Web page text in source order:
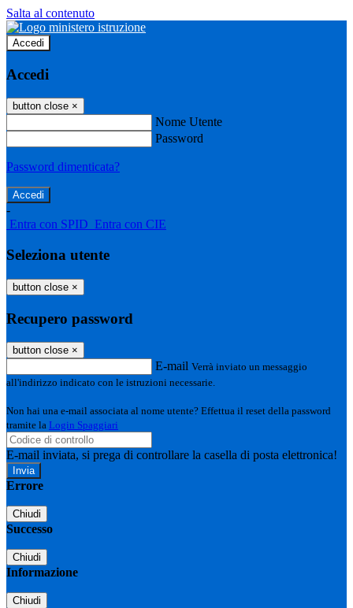
Salta al contenuto
Accedi
Accedi
button close ×
Nome Utente
Password
Password dimenticata?
-
Entra con SPID Entra con CIE
Seleziona utente
button close ×
Recupero password
button close ×
E-mail Verrà inviato un messaggio
all'indirizzo indicato con le istruzioni necessarie.
Non hai una e-mail associata al nome utente? Effettua il reset della password
tramite la Login Spaggiari
E-mail inviata, si prega di controllare la casella di posta elettronica!
Errore
Chiudi
Successo
Chiudi
Informazione
Chiudi